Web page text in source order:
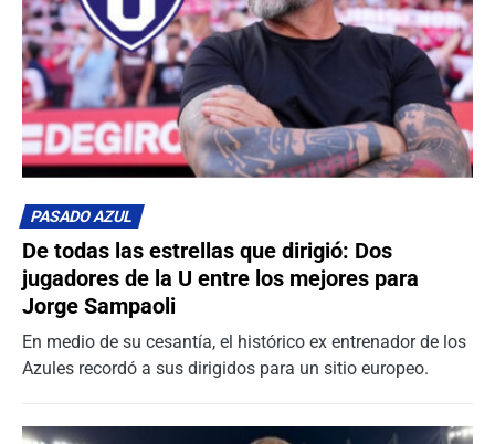
PASADO AZUL
De todas las estrellas que dirigió: Dos
jugadores de la U entre los mejores para
Jorge Sampaoli
En medio de su cesantía, el histórico ex entrenador de los
Azules recordó a sus dirigidos para un sitio europeo.